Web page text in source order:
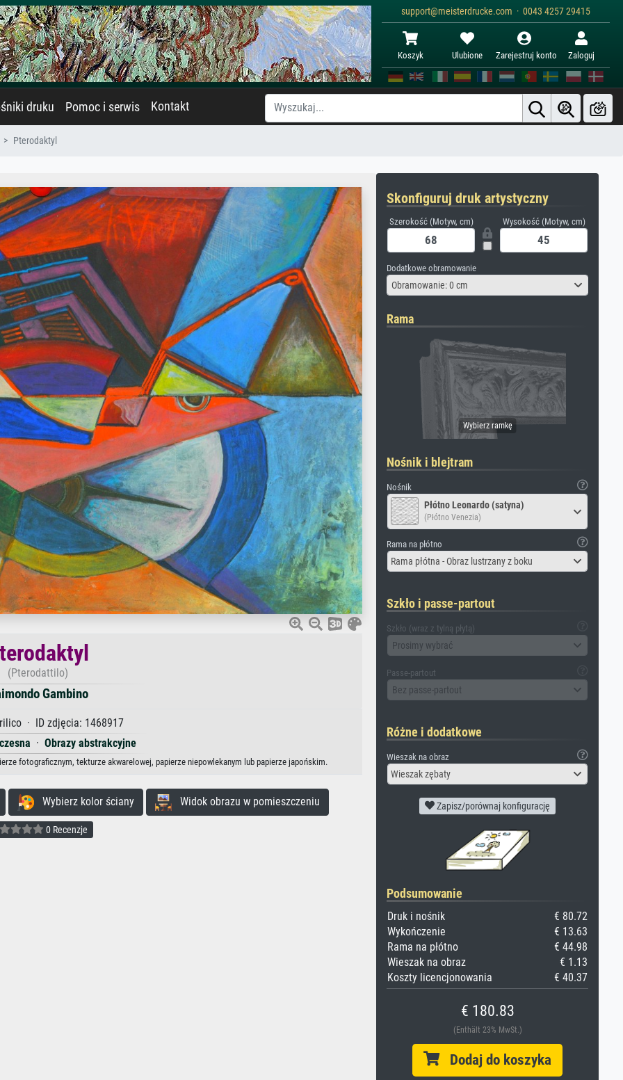
support@meisterdrucke.com · 0043 4257 29415
Koszyk Ulubione Zarejestruj konto Zaloguj
druku Pomoc i serwis Kontakt
Pterodaktyl
(Pterodattilo)
Gambino
· ID zdjęcia: 1468917
· Obrazy abstrakcyjne
fotograficznym, tekturze akwarelowej, papierze niepowlekanym lub papierze japońskim.
Wybierz kolor ściany Widok obrazu w pomieszczeniu
0 Recenzje
Skonfiguruj druk artystyczny
Szerokość (Motyw, cm) Wysokość (Motyw, cm)
Dodatkowe obramowanie
Obramowanie: 0 cm
Rama
Nośnik i blejtram
Nośnik
Płótno Leonardo (satyna)
(Płótno Venezia)
Rama na płótno
Rama płótna - Obraz lustrzany z boku
Szkło i passe-partout
Szkło (wraz z tylną płytą)
Prosimy wybrać
Passe-partout
Bez passe-partout
Różne i dodatkowe
Wieszak na obraz
Wieszak zębaty
Zapisz/porównaj konfigurację
Podsumowanie
Druk i nośnik
€ 80.72
Wykończenie
€ 13.63
Rama na płótno
€ 44.98
Wieszak na obraz
€ 1.13
Koszty licencjonowania
€ 40.37
€ 180.83
(Enthält 23% MwSt.)
Dodaj do koszyka